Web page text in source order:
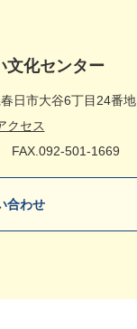
文化センター
日市大谷6丁目24番地
クセス
FAX.092-501-1669
合わせ